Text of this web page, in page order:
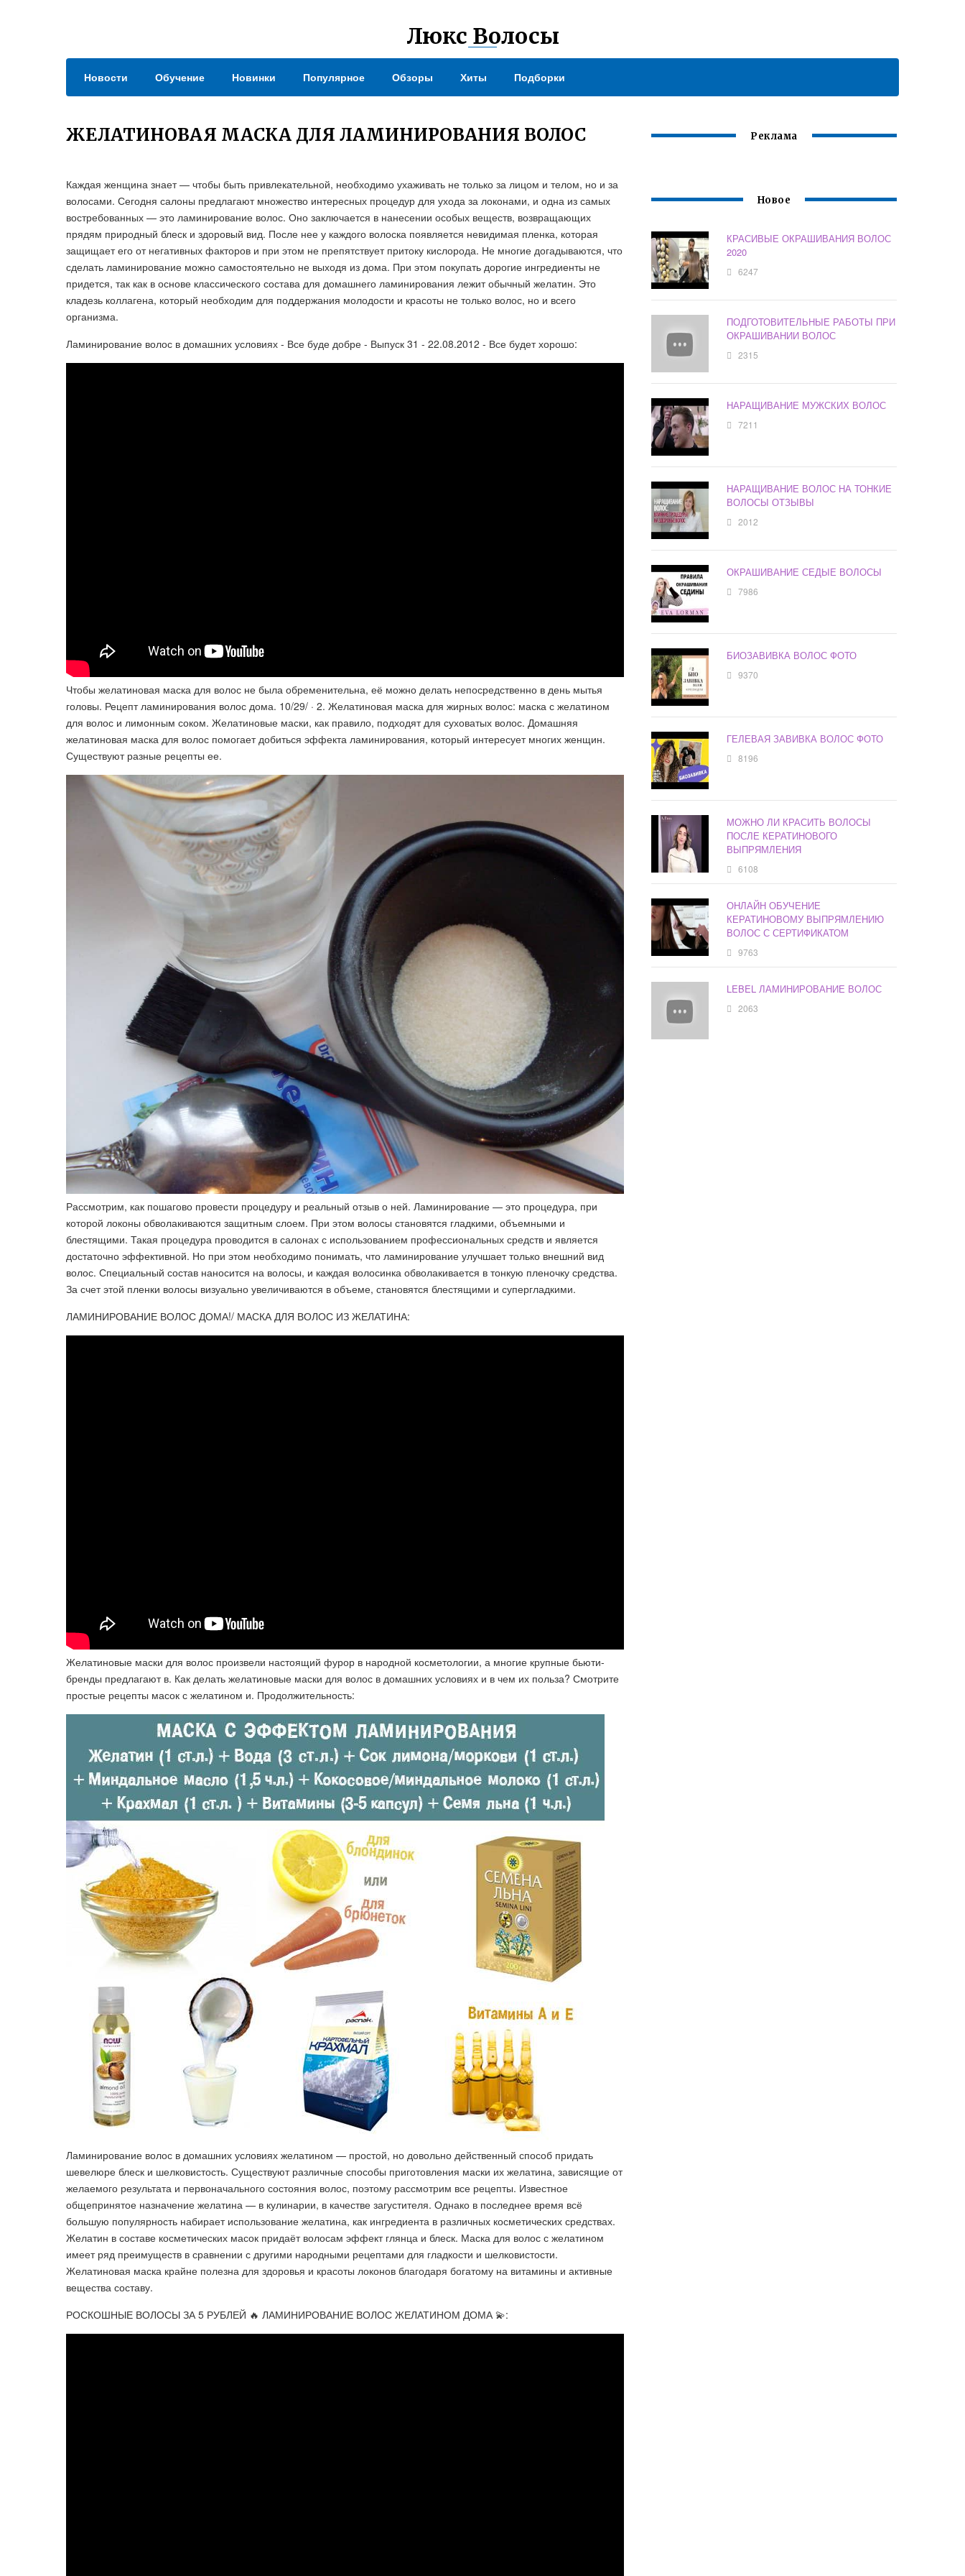
Люкс Волосы
Новости Обучение Новинки Популярное Обзоры Хиты Подборки
ЖЕЛАТИНОВАЯ МАСКА ДЛЯ ЛАМИНИРОВАНИЯ ВОЛОС
Каждая женщина знает — чтобы быть привлекательной, необходимо ухаживать не только за лицом и телом, но и за
волосами. Сегодня салоны предлагают множество интересных процедур для ухода за локонами, и одна из самых
востребованных — это ламинирование волос. Оно заключается в нанесении особых веществ, возвращающих
прядям природный блеск и здоровый вид. После нее у каждого волоска появляется невидимая пленка, которая
защищает его от негативных факторов и при этом не препятствует притоку кислорода. Не многие догадываются, что
сделать ламинирование можно самостоятельно не выходя из дома. При этом покупать дорогие ингредиенты не
придется, так как в основе классического состава для домашнего ламинирования лежит обычный желатин. Это
кладезь коллагена, который необходим для поддержания молодости и красоты не только волос, но и всего
организма.
Ламинирование волос в домашних условиях - Все буде добре - Выпуск 31 - 22.08.2012 - Все будет хорошо:
Чтобы желатиновая маска для волос не была обременительна, её можно делать непосредственно в день мытья
головы. Рецепт ламинирования волос дома. 10/29/ · 2. Желатиновая маска для жирных волос: маска с желатином
для волос и лимонным соком. Желатиновые маски, как правило, подходят для суховатых волос. Домашняя
желатиновая маска для волос помогает добиться эффекта ламинирования, который интересует многих женщин.
Существуют разные рецепты ее.
Рассмотрим, как пошагово провести процедуру и реальный отзыв о ней. Ламинирование — это процедура, при
которой локоны обволакиваются защитным слоем. При этом волосы становятся гладкими, объемными и
блестящими. Такая процедура проводится в салонах с использованием профессиональных средств и является
достаточно эффективной. Но при этом необходимо понимать, что ламинирование улучшает только внешний вид
волос. Специальный состав наносится на волосы, и каждая волосинка обволакивается в тонкую пленочку средства.
За счет этой пленки волосы визуально увеличиваются в объеме, становятся блестящими и супергладкими.
ЛАМИНИРОВАНИЕ ВОЛОС ДОМА!/ МАСКА ДЛЯ ВОЛОС ИЗ ЖЕЛАТИНА:
Желатиновые маски для волос произвели настоящий фурор в народной косметологии, а многие крупные бьюти-
бренды предлагают в. Как делать желатиновые маски для волос в домашних условиях и в чем их польза? Смотрите
простые рецепты масок с желатином и. Продолжительность:
Ламинирование волос в домашних условиях желатином — простой, но довольно действенный способ придать
шевелюре блеск и шелковистость. Существуют различные способы приготовления маски их желатина, зависящие от
желаемого результата и первоначального состояния волос, поэтому рассмотрим все рецепты. Известное
общепринятое назначение желатина — в кулинарии, в качестве загустителя. Однако в последнее время всё
большую популярность набирает использование желатина, как ингредиента в различных косметических средствах.
Желатин в составе косметических масок придаёт волосам эффект глянца и блеск. Маска для волос с желатином
имеет ряд преимуществ в сравнении с другими народными рецептами для гладкости и шелковистости.
Желатиновая маска крайне полезна для здоровья и красоты локонов благодаря богатому на витамины и активные
вещества составу.
РОСКОШНЫЕ ВОЛОСЫ ЗА 5 РУБЛЕЙ 🔥 ЛАМИНИРОВАНИЕ ВОЛОС ЖЕЛАТИНОМ ДОМА 💫:
Реклама
Новое
КРАСИВЫЕ ОКРАШИВАНИЯ ВОЛОС
2020
6247
ПОДГОТОВИТЕЛЬНЫЕ РАБОТЫ ПРИ
ОКРАШИВАНИИ ВОЛОС
2315
НАРАЩИВАНИЕ МУЖСКИХ ВОЛОС
7211
НАРАЩИВАНИЕ ВОЛОС НА ТОНКИЕ
ВОЛОСЫ ОТЗЫВЫ
2012
ОКРАШИВАНИЕ СЕДЫЕ ВОЛОСЫ
7986
БИОЗАВИВКА ВОЛОС ФОТО
9370
ГЕЛЕВАЯ ЗАВИВКА ВОЛОС ФОТО
8196
МОЖНО ЛИ КРАСИТЬ ВОЛОСЫ
ПОСЛЕ КЕРАТИНОВОГО
ВЫПРЯМЛЕНИЯ
6108
ОНЛАЙН ОБУЧЕНИЕ
КЕРАТИНОВОМУ ВЫПРЯМЛЕНИЮ
ВОЛОС С СЕРТИФИКАТОМ
9763
LEBEL ЛАМИНИРОВАНИЕ ВОЛОС
2063